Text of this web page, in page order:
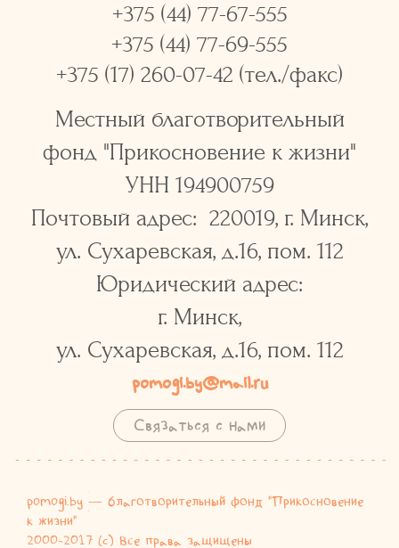
+375 (44) 77-67-555
+375 (44) 77-69-555
+375 (17) 260-07-42 (тел./факс)
Местный благотворительный
фонд "Прикосновение к жизни"
УНН 194900759
Почтовый адрес: 220019, г. Минск,
ул. Сухаревская, д.16, пом. 112
Юридический адрес:
г. Минск,
ул. Сухаревская, д.16, пом. 112
pomogi.by@mail.ru
Связаться с нами
pomogi.by — благотворительный фонд "Прикосновение
к жизни"
2000-2017 (c) Все права защищены